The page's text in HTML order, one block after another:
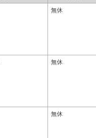
無休
無休
無休